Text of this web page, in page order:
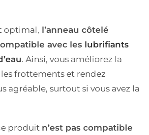
optimal, l’anneau côtelé
avec les lubrifiants
. Ainsi, vous améliorez la
frottements et rendez
agréable, surtout si vous avez la
produit n’est pas compatible